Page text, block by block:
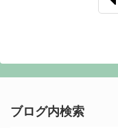
ブログ内検索